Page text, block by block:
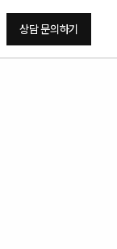
상담 문의하기